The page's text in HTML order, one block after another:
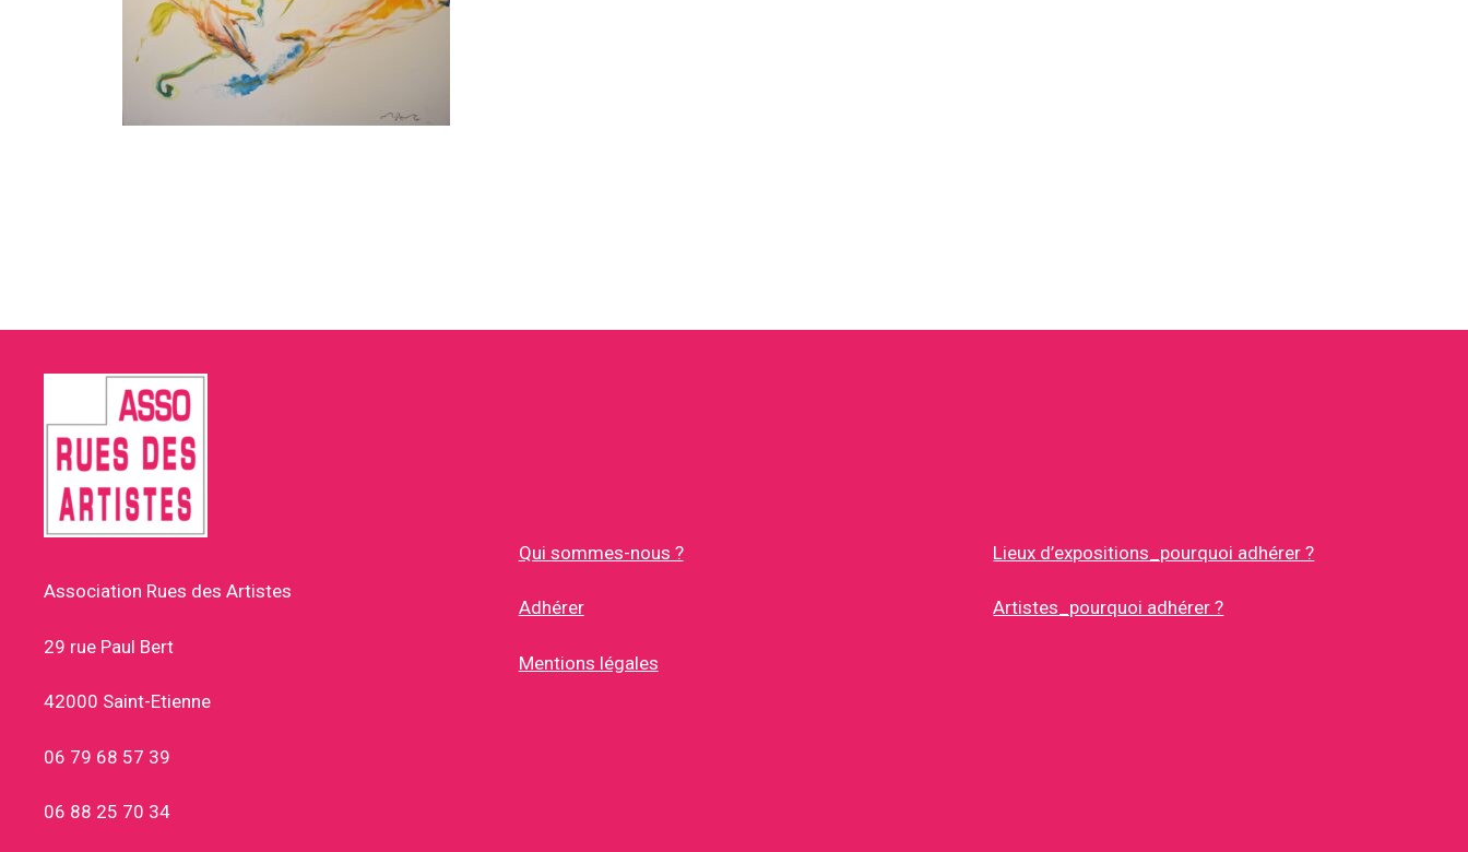
Association Rues des Artistes
29 rue Paul Bert
42000 Saint-Etienne
06 79 68 57 39
06 88 25 70 34
Qui sommes-nous ?
Adhérer
Mentions légales
Lieux d’expositions_pourquoi adhérer ?
Artistes_pourquoi adhérer ?